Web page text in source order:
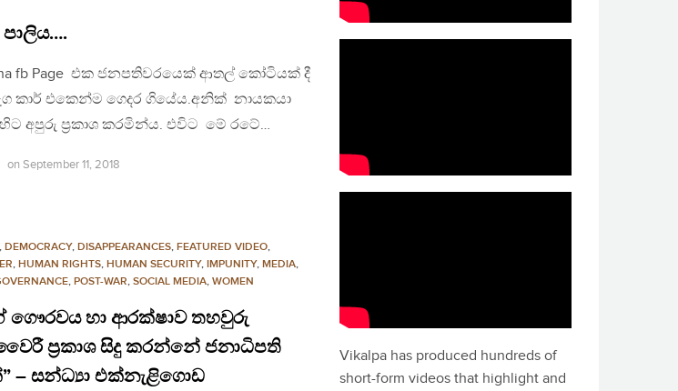
fb Page එක ජනපතිවරයෙක් ආතල් කෝටියක් දී
කාර් එකෙන්ම ගෙදර ගියේය.අනික් නායකයා
අපුරු ප්‍රකාශ කරමින්ය. එවිට මේ රටේ…
on September 11, 2018
, DEMOCRACY, DISAPPEARANCES, FEATURED VIDEO,
, HUMAN RIGHTS, HUMAN SECURITY, IMPUNITY, MEDIA,
, POST-WAR, SOCIAL MEDIA, WOMEN
ගෞරවය හා ආරක්ෂාව තහවුරු
ප්‍රකාශ සිදු කරන්නේ ජනාධිපති
– සන්ධ්‍යා එක්නැළිගොඩ
Vikalpa has produced hundreds of
short-form videos that highlight and